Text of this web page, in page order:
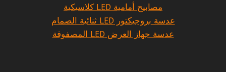
مصابيح أمامية LED كلاسيكية
عدسة بروجيكتور LED ثنائية الصمام
عدسة جهاز العرض LED المصفوفة